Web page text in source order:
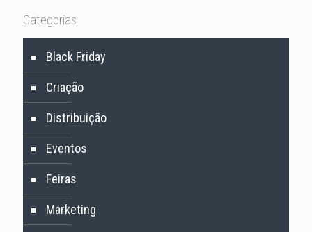
Categorias
Black Friday
Criação
Distribuição
Eventos
Feiras
Marketing